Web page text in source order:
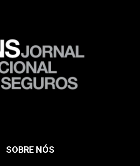
SOBRE NÓS